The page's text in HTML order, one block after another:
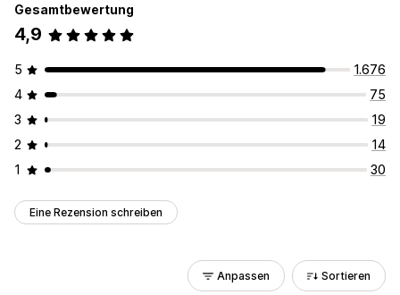
Gesamtbewertung
4,9
5
1.676
4
75
3
19
2
14
1
30
Eine Rezension schreiben
Anpassen Sortieren